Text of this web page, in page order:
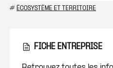
# ÉCOSYSTÈME ET TERRITOIRE
FICHE ENTREPRISE